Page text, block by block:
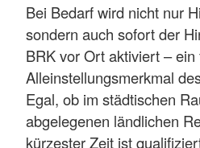
Bei Bedarf wird nicht nur
sondern auch sofort der
BRK vor Ort aktiviert –
Alleinstellungsmerkmal
Egal, ob im städtischen
abgelegenen ländlichen
kürzester Zeit ist